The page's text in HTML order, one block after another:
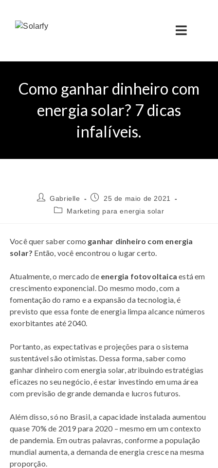
Como ganhar dinheiro com
energia solar? 7 dicas
infalíveis.
Gabrielle
25 de maio de 2021
Marketing para energia solar
Você quer saber como ganhar dinheiro com energia
solar? Então, você encontrou o lugar certo.
Atualmente, o mercado de energia fotovoltaica está em
crescimento exponencial. Do mesmo modo, com a
fomentação do ramo e a expansão da tecnologia, é
previsto que essa fonte de energia limpa alcance números
exorbitantes até 2040.
Portanto, as expectativas e projeções para o sistema
sustentável são otimistas. Dessa forma, saber como
ganhar dinheiro com energia solar, atribuindo estratégias
eficazes no seu negócio, é estar investindo em uma área
com previsão de grande demanda e lucros futuros.
Além disso, só no Brasil, a capacidade instalada aumentou
quase 70% de 2019 para 2020 – mesmo em um contexto
de pandemia. Em outras palavras, conforme a população
mundial aumenta, a demanda de energia cresce na mesma
proporção.